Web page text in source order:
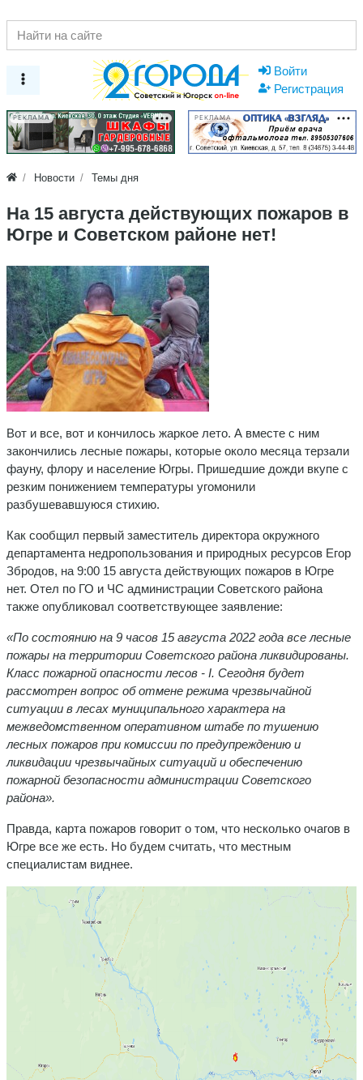
Войти
Регистрация
РЕКЛАМА РЕКЛАМА
Новости Темы дня
На 15 августа действующих пожаров в
Югре и Советском районе нет!
Вот и все, вот и кончилось жаркое лето. А вместе с ним
закончились лесные пожары, которые около месяца терзали
фауну, флору и население Югры. Пришедшие дожди вкупе с
резким понижением температуры угомонили
разбушевавшуюся стихию.
Как сообщил первый заместитель директора окружного
департамента недропользования и природных ресурсов Егор
Збродов, на 9:00 15 августа действующих пожаров в Югре
нет. Отел по ГО и ЧС администрации Советского района
также опубликовал соответствующее заявление:
«По состоянию на 9 часов 15 августа 2022 года все лесные
пожары на территории Советского района ликвидированы.
Класс пожарной опасности лесов - I. Сегодня будет
рассмотрен вопрос об отмене режима чрезвычайной
ситуации в лесах муниципального характера на
межведомственном оперативном штабе по тушению
лесных пожаров при комиссии по предупреждению и
ликвидации чрезвычайных ситуаций и обеспечению
пожарной безопасности администрации Советского
района».
Правда, карта пожаров говорит о том, что несколько очагов в
Югре все же есть. Но будем считать, что местным
специалистам виднее.